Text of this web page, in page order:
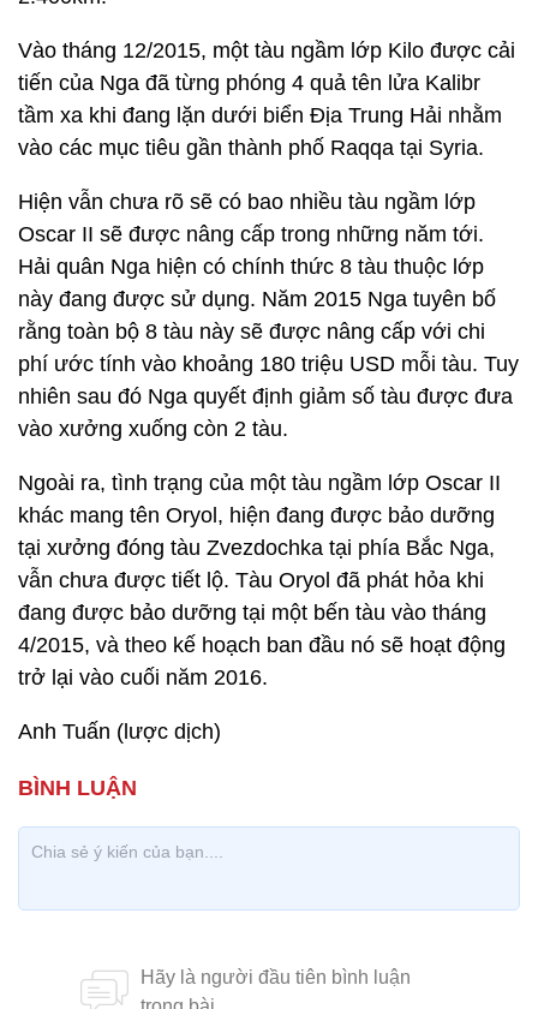
Vào tháng 12/2015, một tàu ngầm lớp Kilo được cải
tiến của Nga đã từng phóng 4 quả tên lửa Kalibr
tầm xa khi đang lặn dưới biển Địa Trung Hải nhằm
vào các mục tiêu gần thành phố Raqqa tại Syria.
Hiện vẫn chưa rõ sẽ có bao nhiều tàu ngầm lớp
Oscar II sẽ được nâng cấp trong những năm tới.
Hải quân Nga hiện có chính thức 8 tàu thuộc lớp
này đang được sử dụng. Năm 2015 Nga tuyên bố
rằng toàn bộ 8 tàu này sẽ được nâng cấp với chi
phí ước tính vào khoảng 180 triệu USD mỗi tàu. Tuy
nhiên sau đó Nga quyết định giảm số tàu được đưa
vào xưởng xuống còn 2 tàu.
Ngoài ra, tình trạng của một tàu ngầm lớp Oscar II
khác mang tên Oryol, hiện đang được bảo dưỡng
tại xưởng đóng tàu Zvezdochka tại phía Bắc Nga,
vẫn chưa được tiết lộ. Tàu Oryol đã phát hỏa khi
đang được bảo dưỡng tại một bến tàu vào tháng
4/2015, và theo kế hoạch ban đầu nó sẽ hoạt động
trở lại vào cuối năm 2016.
Anh Tuấn (lược dịch)